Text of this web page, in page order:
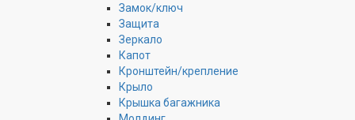
Замок/ключ
Защита
Зеркало
Капот
Кронштейн/крепление
Крыло
Крышка багажника